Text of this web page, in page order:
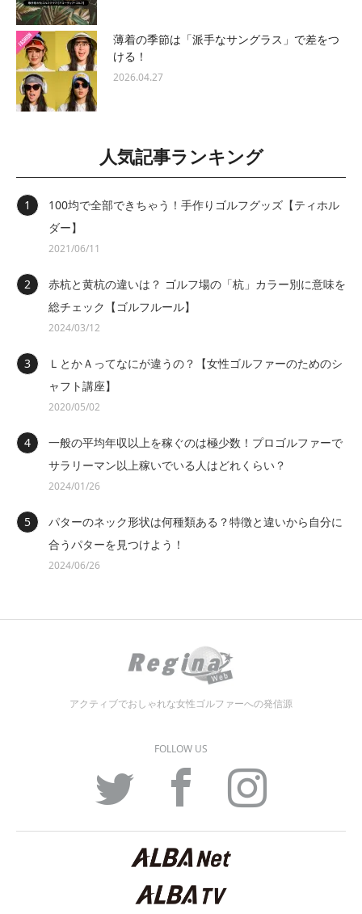
薄着の季節は「派手なサングラス」で差をつ
ける！
2026.04.27
人気記事ランキング
100均で全部できちゃう！手作りゴルフグッズ【ティホル
ダー】
2021/06/11
赤杭と黄杭の違いは？ ゴルフ場の「杭」カラー別に意味を
総チェック【ゴルフルール】
2024/03/12
ＬとかＡってなにが違うの？【女性ゴルファーのためのシ
ャフト講座】
2020/05/02
一般の平均年収以上を稼ぐのは極少数！プロゴルファーで
サラリーマン以上稼いでいる人はどれくらい？
2024/01/26
パターのネック形状は何種類ある？特徴と違いから自分に
合うパターを見つけよう！
2024/06/26
アクティブでおしゃれな女性ゴルファーへの発信源
FOLLOW US
Facebook Instagram